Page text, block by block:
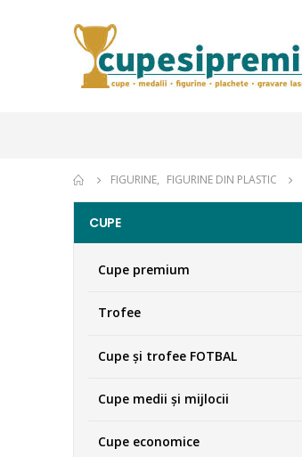
FIGURINE, FIGURINE DIN PLASTIC
CUPE
Cupe premium
Trofee
Cupe şi trofee FOTBAL
Cupe medii şi mijlocii
Cupe economice